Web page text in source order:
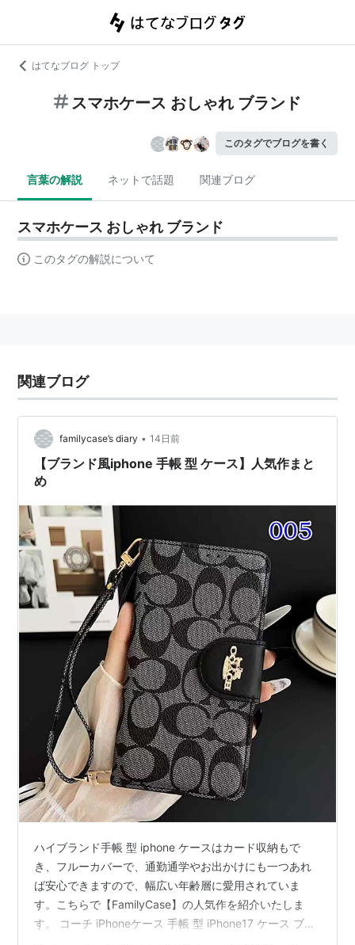
はてなブログ トップ
スマホケース おしゃれ ブランド
このタグでブログを書く
言葉の解説 ネットで話題 関連ブログ
スマホケース おしゃれ ブランド
このタグの解説について
関連ブログ
familycase’s diary • 14日前
【ブランド風iphone 手帳 型 ケース】人気作まと
め
ハイブランド手帳 型 iphone ケースはカード収納もで
き、フルーカバーで、通勤通学やお出かけにも一つあれ
ば安心できますので、幅広い年齢層に愛用されていま
す。こちらで【FamilyCase】の人気作を紹介いたしま
す。 コーチ iPhoneケース 手帳 型 iPhone17 ケース ブラ